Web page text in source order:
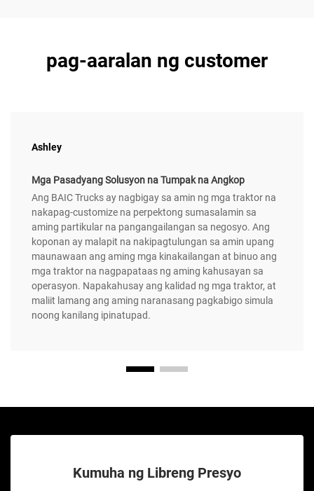
pag-aaralan ng customer
Ashley
Mga Pasadyang Solusyon na Tumpak na Angkop
Ang BAIC Trucks ay nagbigay sa amin ng mga traktor na
nakapag-customize na perpektong sumasalamin sa
aming partikular na pangangailangan sa negosyo. Ang
koponan ay malapit na nakipagtulungan sa amin upang
maunawaan ang aming mga kinakailangan at binuo ang
mga traktor na nagpapataas ng aming kahusayan sa
operasyon. Napakahusay ang kalidad ng mga traktor, at
maliit lamang ang aming naranasang pagkabigo simula
noong kanilang ipinatupad.
Kumuha ng Libreng Presyo